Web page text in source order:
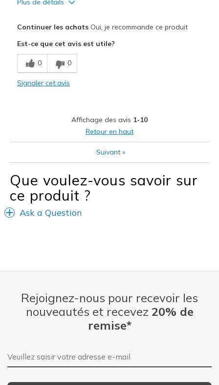
Le contre
maniche esageratamente lunghe
Continuer les achatsOui, je recommande ce produit
Est-ce que cet avis est utile?
0 0
Signaler cet avis
Affichage des avis 1-10
Retour en haut
Suivant »
Que voulez-vous savoir sur
ce produit ?
Ask a Question
Rejoignez-nous pour recevoir les
nouveautés et recevez 20% de
remise*
Adresse e-mail